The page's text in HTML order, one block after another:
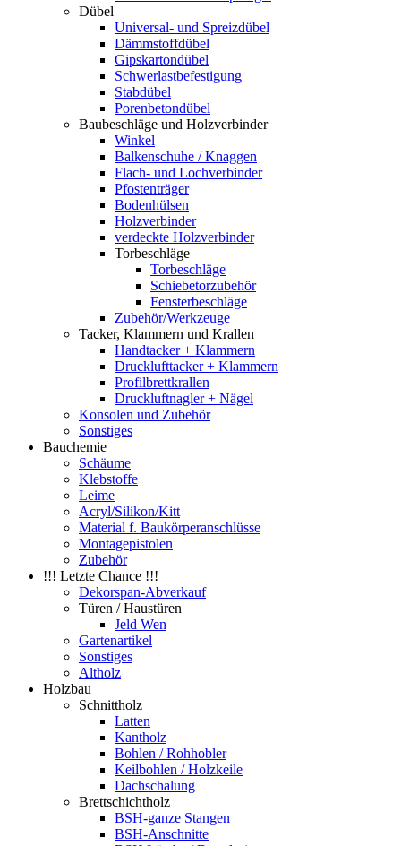
Dübel
Universal- und Spreizdübel
Dämmstoffdübel
Gipskartondübel
Schwerlastbefestigung
Stabdübel
Porenbetondübel
Baubeschläge und Holzverbinder
Winkel
Balkenschuhe / Knaggen
Flach- und Lochverbinder
Pfostenträger
Bodenhülsen
Holzverbinder
verdeckte Holzverbinder
Torbeschläge
Torbeschläge
Schiebetorzubehör
Fensterbeschläge
Zubehör/Werkzeuge
Tacker, Klammern und Krallen
Handtacker + Klammern
Drucklufttacker + Klammern
Profilbrettkrallen
Druckluftnagler + Nägel
Konsolen und Zubehör
Sonstiges
Bauchemie
Schäume
Klebstoffe
Leime
Acryl/Silikon/Kitt
Material f. Baukörperanschlüsse
Montagepistolen
Zubehör
!!! Letzte Chance !!!
Dekorspan-Abverkauf
Türen / Haustüren
Jeld Wen
Gartenartikel
Sonstiges
Altholz
Holzbau
Schnittholz
Latten
Kantholz
Bohlen / Rohhobler
Keilbohlen / Holzkeile
Dachschalung
Brettschichtholz
BSH-ganze Stangen
BSH-Anschnitte